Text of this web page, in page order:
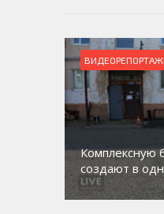
Комплексную
создают в